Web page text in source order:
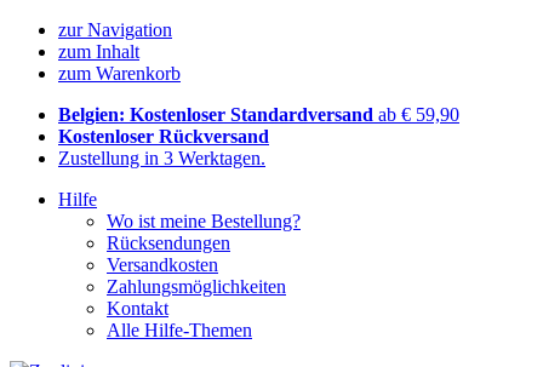
zur Navigation
zum Inhalt
zum Warenkorb
Belgien: Kostenloser Standardversand ab € 59,90
Kostenloser Rückversand
Zustellung in 3 Werktagen.
Hilfe
Wo ist meine Bestellung?
Rücksendungen
Versandkosten
Zahlungsmöglichkeiten
Kontakt
Alle Hilfe-Themen